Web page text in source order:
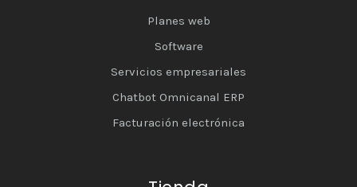
Planes web
Software
Servicios empresariales
Chatbot Omnicanal ERP
Facturación electrónica